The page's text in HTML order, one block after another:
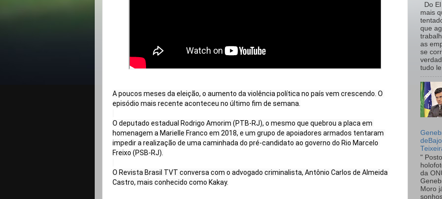
A poucos meses da eleição, o aumento da violência política no país vem crescendo. O
episódio mais recente aconteceu no último fim de semana.
O deputado estadual Rodrigo Amorim (PTB-RJ), o mesmo que quebrou a placa em
homenagem a Marielle Franco em 2018, e um grupo de apoiadores armados tentaram
impedir a realização de uma caminhada do pré-candidato ao governo do Rio Marcelo
Freixo (PSB-RJ).
O Revista Brasil TVT conversa com o advogado criminalista, Antônio Carlos de Almeida
Do
mais
que
as
se
tudo
"
da
Moro